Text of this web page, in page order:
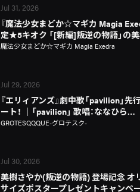
Jul 31, 2026
『魔法少女まどか☆マギカ Magia
定★5キオク 「[新編]叛逆の物語」の
魔法少女まどか☆マギカ Magia Exedra
Jul 29, 2026
『エリィアンズ』劇中歌「pavilion」先
ート！ │「pavilion」 歌唱：ななひら…
GROTESQQQUE-グロテスク-
Jul 30, 2026
美樹さやか(叛逆の物語) 登場記念 オ
サイズポスタープレゼントキャンペ